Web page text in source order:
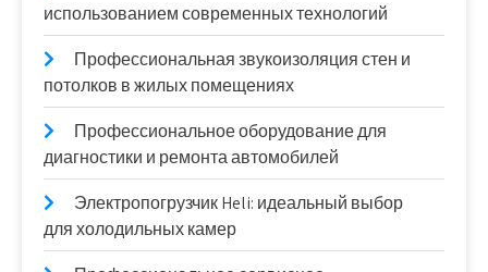
использованием современных технологий
Профессиональная звукоизоляция стен и
потолков в жилых помещениях
Профессиональное оборудование для
диагностики и ремонта автомобилей
Электропогрузчик Heli: идеальный выбор
для холодильных камер